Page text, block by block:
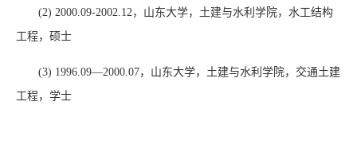
(2) 2000.09-2002.12 ，山东大学，土建与水利学院，水工结构
工程，硕士
(3) 1996.09—2000.07，山东大学，土建与水利学院，交通土建
工程，学士